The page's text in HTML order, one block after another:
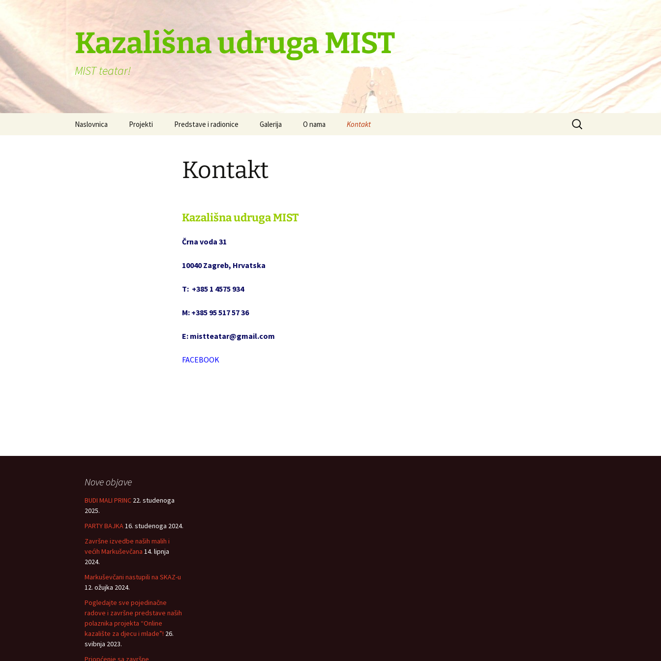
sadržaja
Kazališna udruga MIST
MIST teatar!
Naslovnica Projekti Predstave i radionice
Set the table
Priče i bajke naše
predstave“ – radionice u
Ana Liza i vesela
Galerija
Fotogalerija
O nama Kontakt
Pretraži:
Kontakt
Kazališna udruga MIST
Črna voda 31
10040 Zagreb, Hrvatska
T: +385 1 4575 934
M: +385 95 517 57 36
E: mistteatar@gmail.com
FACEBOOK
Nove objave
BUDI MALI PRINC 22. studenoga
2025.
PARTY BAJKA16. studenoga 2024.
Završne izvedbe naših malih i
većih Markuševčana 14. lipnja
2024.
Markuševčani nastupili na SKAZ-u
12. ožujka 2024.
Pogledajte sve pojedinačne
radove i završne predstave naših
polaznika projekta “Online
kazalište za djecu i mlade”! 26.
svibnja 2023.
Priopćenje sa završne